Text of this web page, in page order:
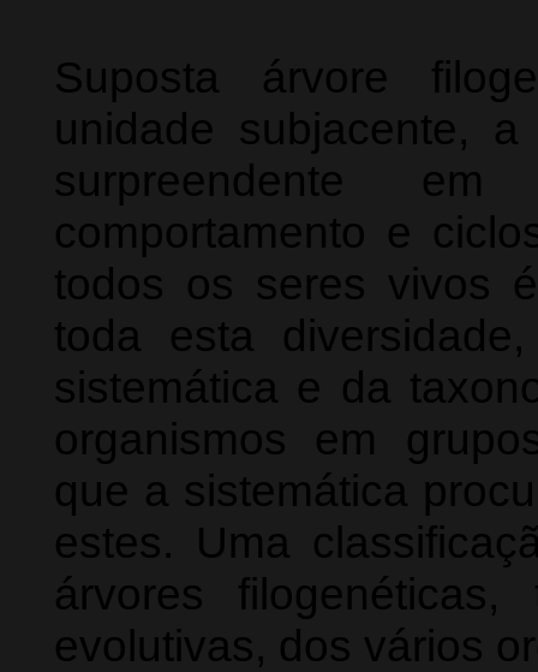
Suposta árvore
unidade subjacente,
surpreendente
comportamento e
todos os seres vivos
toda esta
sistemática e da
organismos em
que a sistemática
estes. Uma
árvores
evolutivas, dos vários